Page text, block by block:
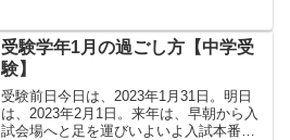
チベーションも上がります。
受験学年1月の過ごし方【中学受
験】
受験前日今日は、2023年1月31日。明日
は、2023年2月1日。来年は、早朝から入
試会場へと足を運びいよいよ入試本番が